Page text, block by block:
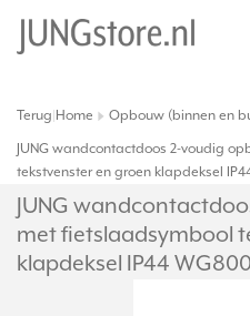
Terug Home Opbouw (binnen en
JUNG wandcontactdoos 2-voudig
tekstvenster en groen klapdeksel
JUNG
met fietslaadsymbool
klapdeksel IP44